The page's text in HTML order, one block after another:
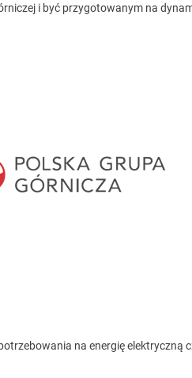
i być przygotowanym na
na energię elektryczną